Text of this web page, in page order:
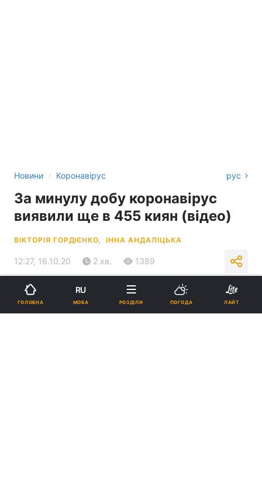
Новини › Коронавірус рус
За минулу добу коронавірус
виявили ще в 455 киян (відео)
ВІКТОРІЯ ГОРДІЄНКО, ІННА АНДАЛІЦЬКА
12:27, 16.10.20 2 хв. 1389
Підпишіться на нас в Google
ГОЛОВНА
RU
МОВА РОЗДІЛИ ПОГОДА ЛАЙТ